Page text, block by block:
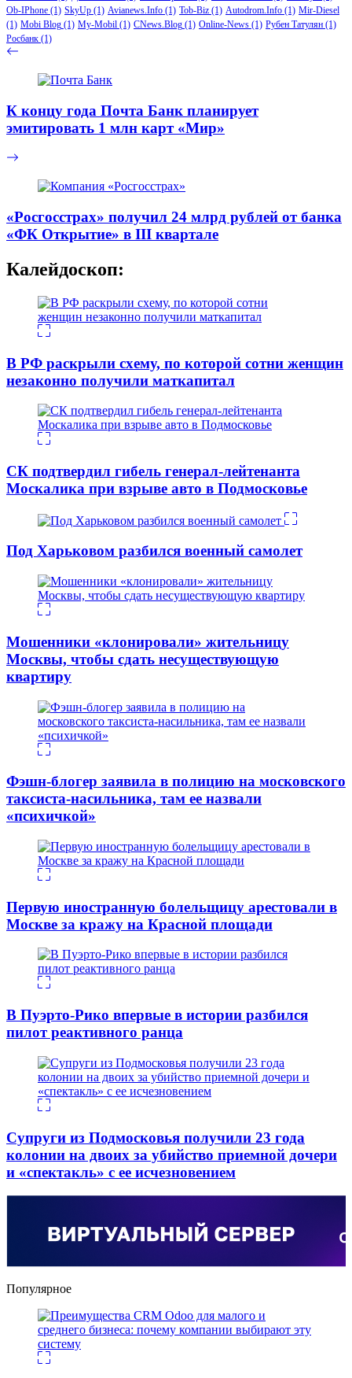
Ob-IPhone (1) SkyUp (1) Avianews.Info (1) Tob-Biz (1) Autodrom.Info (1) Mir-Diesel
(1) Mobi Blog (1) My-Mobil (1) CNews.Blog (1) Online-News (1) Рубен Татулян (1)
Росбанк (1)
К концу года Почта Банк планирует
эмитировать 1 млн карт «Мир»
«Росгосстрах» получил 24 млрд рублей от банка
«ФК Открытие» в III квартале
Калейдоскоп:
В РФ раскрыли схему, по которой сотни женщин
незаконно получили маткапитал
СК подтвердил гибель генерал-лейтенанта
Москалика при взрыве авто в Подмосковье
Под Харьковом разбился военный самолет
Мошенники «клонировали» жительницу
Москвы, чтобы сдать несуществующую
квартиру
Фэшн-блогер заявила в полицию на московского
таксиста-насильника, там ее назвали
«психичкой»
Первую иностранную болельщицу арестовали в
Москве за кражу на Красной площади
В Пуэрто-Рико впервые в истории разбился
пилот реактивного ранца
Супруги из Подмосковья получили 23 года
колонии на двоих за убийство приемной дочери
и «спектакль» с ее исчезновением
Популярное